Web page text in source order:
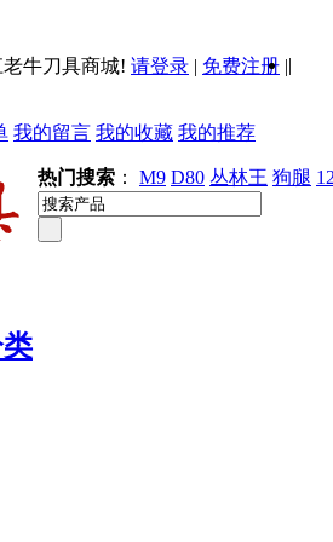
牛刀具商城! 请登录 | 免费注册 ||
我的留言 我的收藏 我的推荐
热门搜索 ： M9 D80 丛林王 狗腿